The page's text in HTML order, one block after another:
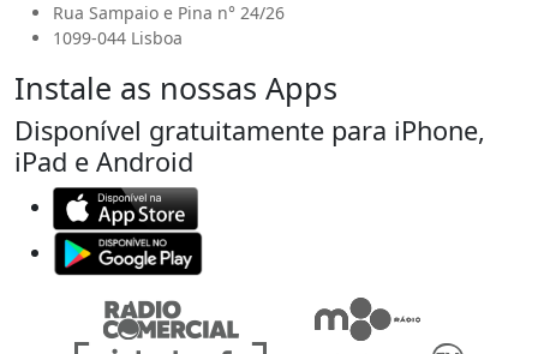
Rua Sampaio e Pina n° 24/26
1099-044 Lisboa
Instale as nossas Apps
Disponível gratuitamente para iPhone,
iPad e Android